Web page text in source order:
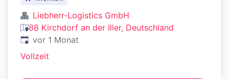
Liebherr-Logistics GmbH
88 Kirchdorf an der Iller, Deutschland
Veröffentlicht:
vor 1 Monat
Vollzeit